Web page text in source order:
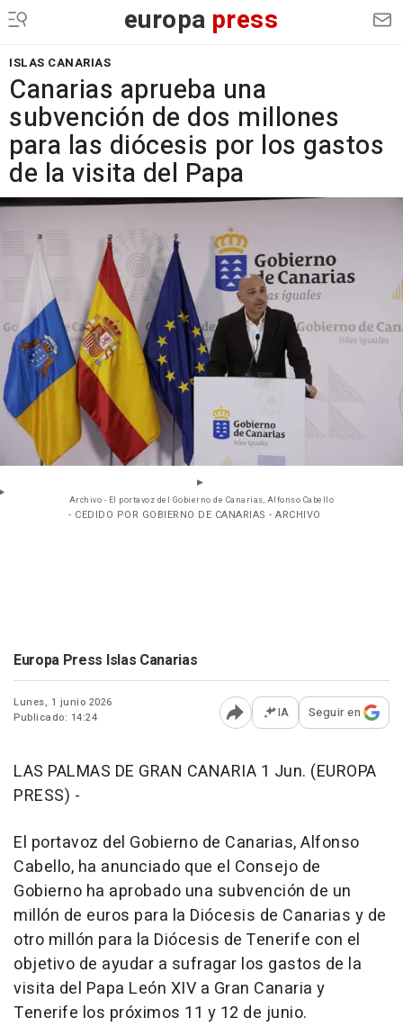
europa press
ISLAS CANARIAS
Canarias aprueba una
subvención de dos millones
para las diócesis por los gastos
de la visita del Papa
Archivo - El portavoz del Gobierno de Canarias, Alfonso Cabello
- CEDIDO POR GOBIERNO DE CANARIAS - ARCHIVO
Europa Press Islas Canarias
Lunes, 1 junio 2026
Publicado: 14:24
Abrir opciones para
IA Seguir en
LAS PALMAS DE GRAN CANARIA 1 Jun. (EUROPA
PRESS) -
El portavoz del Gobierno de Canarias, Alfonso
Cabello, ha anunciado que el Consejo de
Gobierno ha aprobado una subvención de un
millón de euros para la Diócesis de Canarias y de
otro millón para la Diócesis de Tenerife con el
objetivo de ayudar a sufragar los gastos de la
visita del Papa León XIV a Gran Canaria y
Tenerife los próximos 11 y 12 de junio.